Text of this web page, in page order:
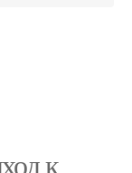
к